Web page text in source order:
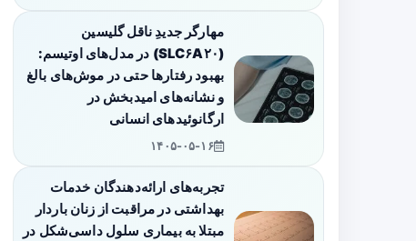
مهارگر جدیدِ ناقل گلیسین
(SLC۶A۲۰) در مدل‌های اوتیسم:
بهبود رفتارها حتی در موش‌های بالغ
و نشانه‌های امیدبخش در
ارگانوئیدهای انسانی
۱۴۰۵-۰۵-۱۶
تجربه‌های ارائه‌دهندگان خدمات
بهداشتی در مراقبت از زنان باردار
مبتلا به بیماری سلول داسی‌شکل در